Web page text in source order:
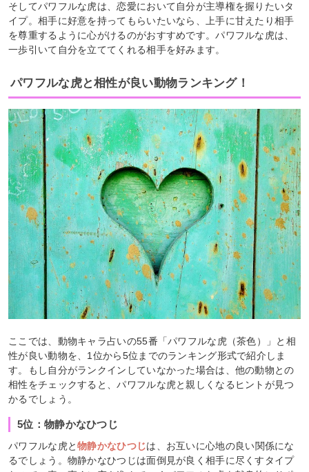
そしてパワフルな虎は、恋愛において自分が主導権を握りたいタ
イプ。相手に好意を持ってもらいたいなら、上手に甘えたり相手
を尊重するように心がけるのがおすすめです。パワフルな虎は、
一歩引いて自分を立ててくれる相手を好みます。
パワフルな虎と相性が良い動物ランキング！
ここでは、動物キャラ占いの55番「パワフルな虎（茶色）」と相
性が良い動物を、1位から5位までのランキング形式で紹介しま
す。もし自分がランクインしていなかった場合は、他の動物との
相性をチェックすると、パワフルな虎と親しくなるヒントが見つ
かるでしょう。
5位：物静かなひつじ
パワフルな虎と物静かなひつじは、お互いに心地の良い関係にな
るでしょう。物静かなひつじは面倒見が良く相手に尽くすタイプ